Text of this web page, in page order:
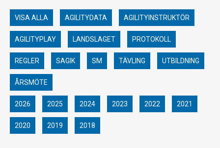
VISA ALLA AGILITYDATA AGILITYINSTRUKTÖR
AGILITYPLAY LANDSLAGET PROTOKOLL
REGLER SAGIK SM TÄVLING UTBILDNING
ÅRSMÖTE
2026 2025 2024 2023 2022 2021
2020 2019 2018